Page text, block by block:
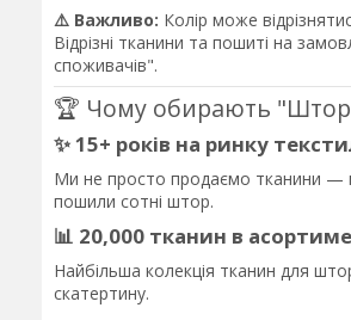
⚠️ Важливо: Колір може
Відрізні тканини та пошиті на
споживачів".
🏆 Чому обирають
✨ 15+ років на ринку
Ми не просто продаємо тканини —
пошили сотні штор.
📊 20,000 тканин в
Найбільша колекція тканин для
скатертину.